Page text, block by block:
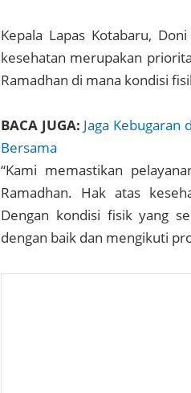
Kepala Lapas Kotabaru,
kesehatan merupakan
Ramadhan di mana kondisi
BACA JUGA: Jaga Kebugaran
Bersama
“Kami memastikan
Ramadhan. Hak atas
Dengan kondisi fisik yang
dengan baik dan mengikuti